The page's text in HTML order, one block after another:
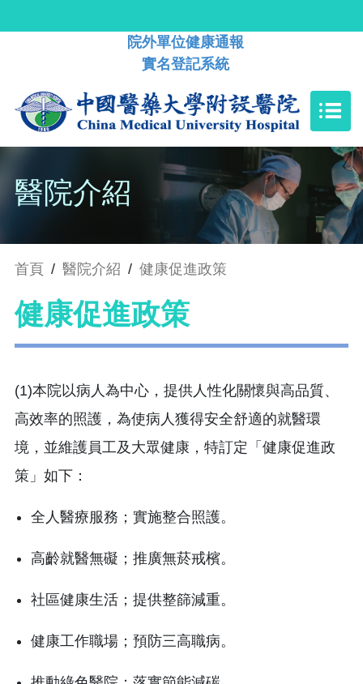
院外單位健康通報
實名登記系統
醫院介紹
首頁 / 醫院介紹 / 健康促進政策
健康促進政策
(1)本院以病人為中心，提供人性化關懷與高品質、
高效率的照護，為使病人獲得安全舒適的就醫環
境，並維護員工及大眾健康，特訂定「健康促進政
策」如下：
全人醫療服務；實施整合照護。
高齡就醫無礙；推廣無菸戒檳。
社區健康生活；提供整篩減重。
健康工作職場；預防三高職病。